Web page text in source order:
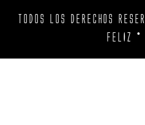
TODOS LOS DERECHOS
FELIZ ©